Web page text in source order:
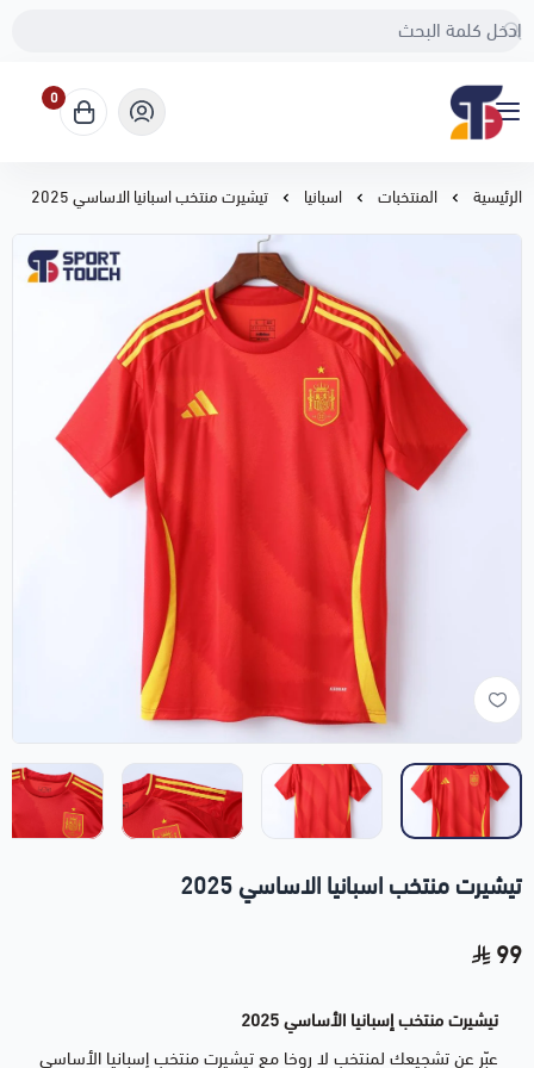
Sport Touch
0
الرئيسية المنتخبات اسبانيا تيشيرت منتخب اسبانيا الاساسي 2025
تيشيرت منتخب اسبانيا الاساسي 2025
99
تيشيرت منتخب إسبانيا الأساسي 2025
عبّر عن تشجيعك لمنتخب لا روخا مع تيشيرت منتخب إسبانيا الأساسي